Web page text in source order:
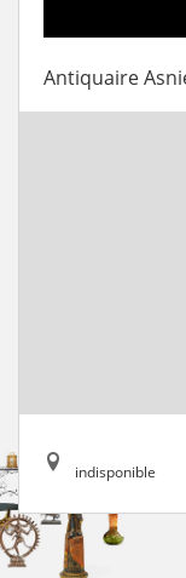
Antiquaire
indisponible